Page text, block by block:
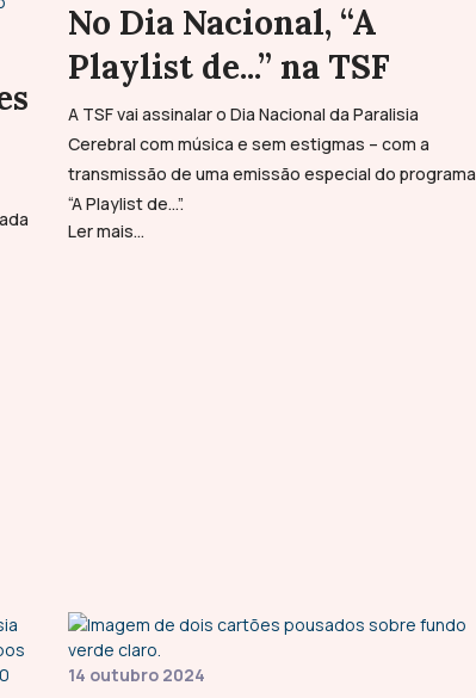
No Dia Nacional, “A
Playlist de...” na TSF
A TSF vai assinalar o Dia Nacional da Paralisia
Cerebral com música e sem estigmas – com a
transmissão de uma emissão especial do programa
“A Playlist de...”.
Ler mais...
14 outubro 2024